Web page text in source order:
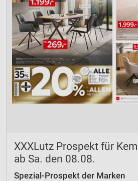
XXXLutz Prospekt für
ab Sa. den 08.08.
Spezial-Prospekt der Marken